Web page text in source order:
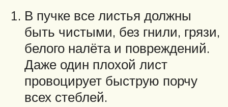
В пучке все листья должны
быть чистыми, без гнили, грязи,
белого налёта и повреждений.
Даже один плохой лист
провоцирует быструю порчу
всех стеблей.